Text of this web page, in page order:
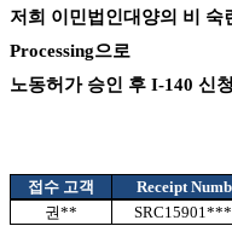
저희 이민법인대양의 비 숙
Processing으로
노동허가 승인 후 I-140 신
접수 고객 Receipt
권**